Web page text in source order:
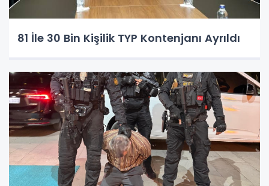
81 İle 30 Bin Kişilik TYP Kontenjanı Ayrıldı